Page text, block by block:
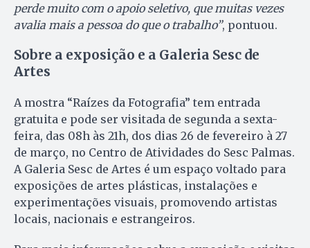
perde muito com o apoio seletivo, que muitas vezes
avalia mais a pessoa do que o trabalho”, pontuou.
Sobre a exposição e a Galeria Sesc de
Artes
A mostra “Raízes da Fotografia” tem entrada
gratuita e pode ser visitada de segunda a sexta-
feira, das 08h às 21h, dos dias 26 de fevereiro à 27
de março, no Centro de Atividades do Sesc Palmas.
A Galeria Sesc de Artes é um espaço voltado para
exposições de artes plásticas, instalações e
experimentações visuais, promovendo artistas
locais, nacionais e estrangeiros.